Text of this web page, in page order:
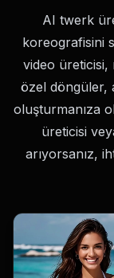
AI twerk
koreografisini
video üreticisi,
özel döngüler,
oluşturmanıza
üreticisi
arıyorsanız,